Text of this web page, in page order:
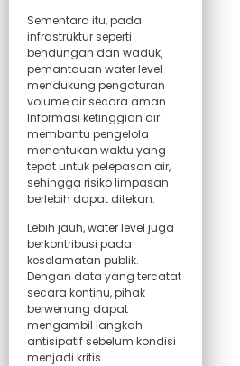
Sementara itu, pada
infrastruktur seperti
bendungan dan waduk,
pemantauan water level
mendukung pengaturan
volume air secara aman.
Informasi ketinggian air
membantu pengelola
menentukan waktu yang
tepat untuk pelepasan air,
sehingga risiko limpasan
berlebih dapat ditekan.
Lebih jauh, water level juga
berkontribusi pada
keselamatan publik.
Dengan data yang tercatat
secara kontinu, pihak
berwenang dapat
mengambil langkah
antisipatif sebelum kondisi
menjadi kritis.